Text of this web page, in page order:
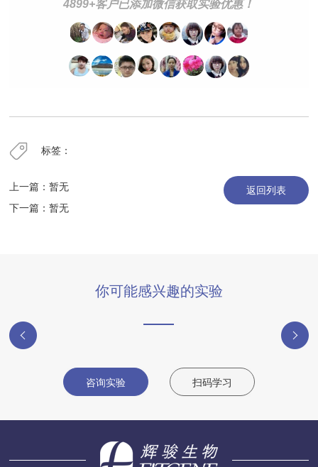
4899+客户已添加微信获取实验优惠！
标签：
上一篇：暂无
下一篇：暂无
返回列表
你可能感兴趣的实验
咨询实验 扫码学习